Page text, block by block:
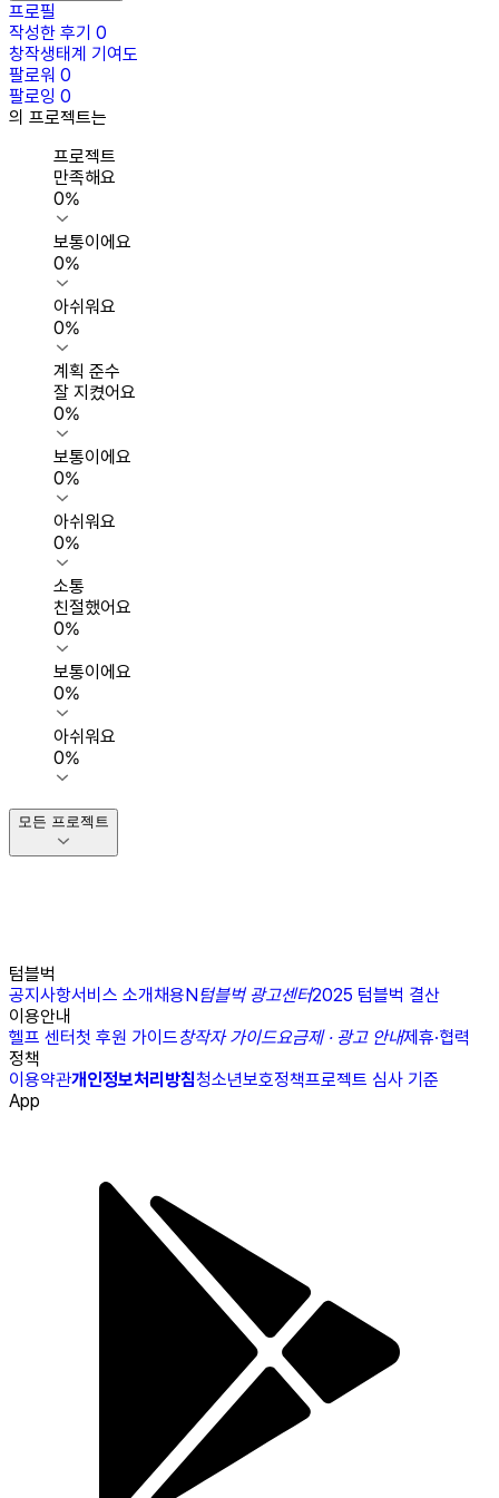
프로필
작성한 후기 0
창작생태계 기여도
팔로워 0
팔로잉 0
의 프로젝트는
프로젝트
만족해요
0%
보통이에요
0%
아쉬워요
0%
계획 준수
잘 지켰어요
0%
보통이에요
0%
아쉬워요
0%
소통
친절했어요
0%
보통이에요
0%
아쉬워요
0%
모든 프로젝트
텀블벅
공지사항서비스 소개채용N텀블벅 광고센터2025 텀블벅 결산
이용안내
헬프 센터첫 후원 가이드창작자 가이드요금제 · 광고 안내제휴·협력
정책
이용약관개인정보처리방침청소년보호정책프로젝트 심사 기준
App